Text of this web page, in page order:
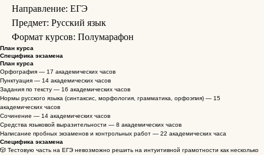
Направление: ЕГЭ
Предмет: Русский язык
Формат курсов: Полумарафон
План курса
Специфика экзамена
План курса
Орфография — 17 академических часов
Пунктуация — 14 академических часов
Задания по тексту — 16 академических часов
Нормы русского языка (синтаксис, морфология, грамматика, орфоэпия) — 15
академических часов
Сочинение — 14 академических часов
Средства языковой выразительности — 8 академических часов
Написание пробных экзаменов и контрольных работ — 22 академических часа
Специфика экзамена
🎲 Тестовую часть на ЕГЭ невозможно решить на интуитивной грамотности как несколько